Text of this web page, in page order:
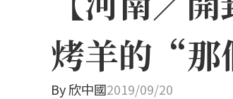
烤羊的“那
By欣中國2019/09/20